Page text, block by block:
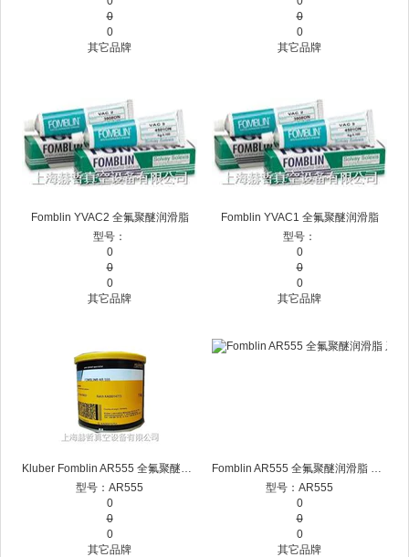
0
0
其它品牌
0
0
其它品牌
Fomblin YVAC2 全氟聚醚润滑脂
型号：
0
0
0
其它品牌
Fomblin YVAC1 全氟聚醚润滑脂
型号：
0
0
0
其它品牌
Kluber Fomblin AR555 全氟聚醚润滑脂 新罐装
型号：AR555
0
0
0
其它品牌
Fomblin AR555 全氟聚醚润滑脂 牙膏包装
型号：AR555
0
0
0
其它品牌